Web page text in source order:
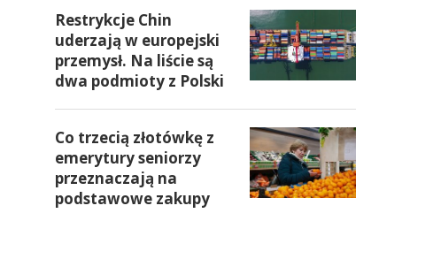
Restrykcje Chin
uderzają w europejski
przemysł. Na liście są
dwa podmioty z Polski
Co trzecią złotówkę z
emerytury seniorzy
przeznaczają na
podstawowe zakupy